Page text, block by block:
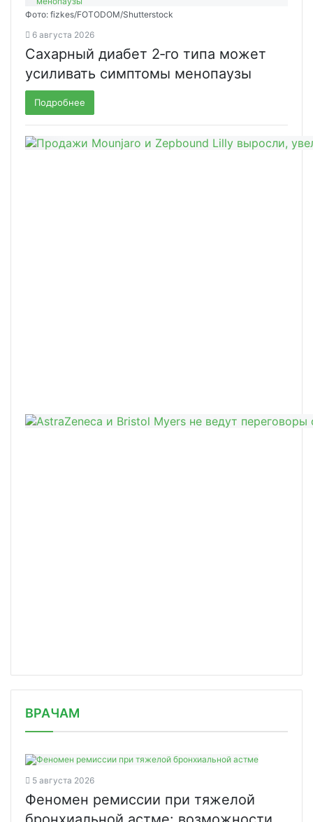
Фото: fizkes/FOTODOM/Shutterstock
6 августа 2026
Сахарный диабет 2‑го типа может
усиливать симптомы менопаузы
Подробнее
ВРАЧАМ
5 августа 2026
Феномен ремиссии при тяжелой